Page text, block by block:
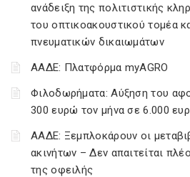
ανάδειξη της πολιτιστικής
του οπτικοακουστικού τομέα
πνευματικών δικαιωμάτων
ΑΑΔΕ: Πλατφόρμα myAGRO
Φιλοδωρήματα: Αύξηση του
300 ευρώ τον μήνα σε 6.000
ΑΑΔΕ: Ξεμπλοκάρουν οι
ακινήτων – Δεν απαιτείται
της οφειλής